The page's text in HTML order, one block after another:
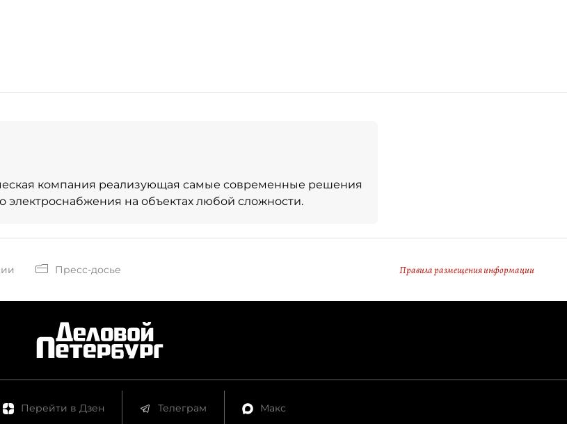
компания реализующая самые современные решения
электроснабжения на объектах любой сложности.
Пресс-досье Правила размещения информации
Перейти в Дзен Телеграм Макс